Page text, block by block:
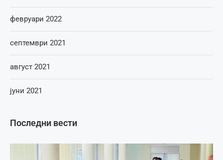
Последни вести
февруари 2022
септември 2021
август 2021
јуни 2021